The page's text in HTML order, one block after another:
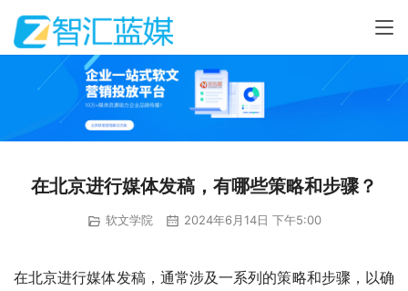
在北京进行媒体发稿，有哪些策略和步骤？
软文学院 2024年6月14日 下午5:00
在北京进行媒体发稿，通常涉及一系列的策略和步骤，以确